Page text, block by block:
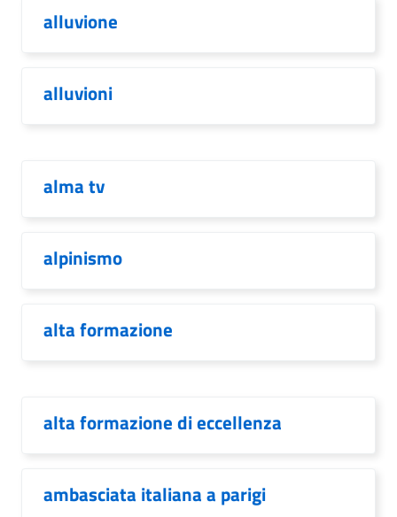
alluvione
alluvioni
alma tv
alpinismo
alta formazione
alta formazione di eccellenza
ambasciata italiana a parigi